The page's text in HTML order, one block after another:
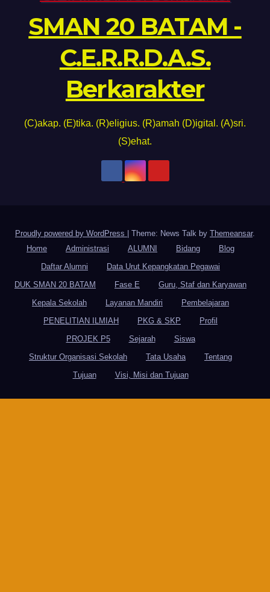
SMAN 20 BATAM -
C.E.R.R.D.A.S.
Berkarakter
(C)akap. (E)tika. (R)eligius. (R)amah (D)igital. (A)sri.
(S)ehat.
Proudly powered by WordPress Theme: News Talk by Themeansar.
Home
Administrasi ALUMNI Bidang
Blog
Daftar Alumni
Data Urut Kepangkatan Pegawai
DUK SMAN 20 BATAM
Fase E
Guru, Staf dan Karyawan
Kepala Sekolah
Layanan Mandiri
Pembelajaran
PENELITIAN ILMIAH
PKG & SKP
Profil
PROJEK P5
Sejarah
Siswa
Struktur Organisasi Sekolah
Tata Usaha
Tentang
Tujuan
Visi, Misi dan Tujuan